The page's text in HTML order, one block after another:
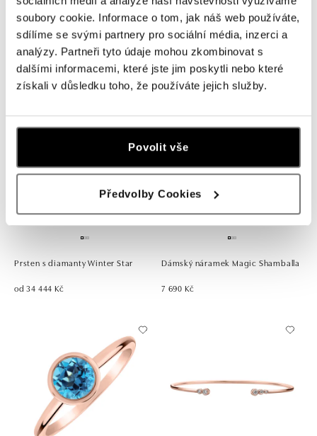
soubory cookie. Informace o tom, jak náš web používáte,
sdílíme se svými partnery pro sociální média, inzerci a
analýzy. Partneři tyto údaje mohou zkombinovat s
dalšími informacemi, které jste jim poskytli nebo které
získali v důsledku toho, že používáte jejich služby.
Povolit vše
Předvolby Cookies
Prsten s diamanty a ametystem
brazil Sparkly Bonbon
od 28 060 Kč
Prsten s diamanty Gem Simplicity
Prsten s diamanty Winter Star
od 34 444 Kč
Dámský náramek Magic Shamballa
7 690 Kč